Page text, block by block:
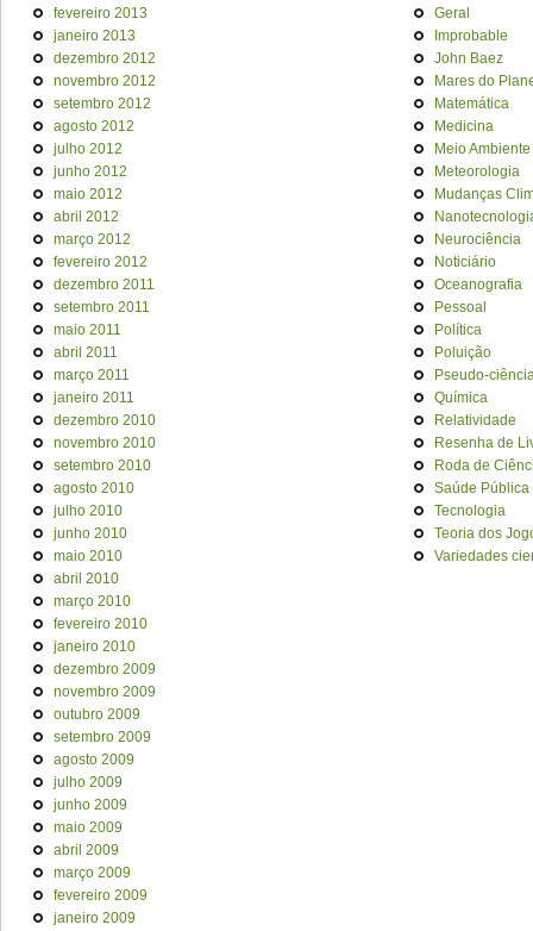
fevereiro 2013
janeiro 2013
dezembro 2012
novembro 2012
setembro 2012
agosto 2012
julho 2012
junho 2012
maio 2012
abril 2012
março 2012
fevereiro 2012
dezembro 2011
setembro 2011
maio 2011
abril 2011
março 2011
janeiro 2011
dezembro 2010
novembro 2010
setembro 2010
agosto 2010
julho 2010
junho 2010
maio 2010
abril 2010
março 2010
fevereiro 2010
janeiro 2010
dezembro 2009
novembro 2009
outubro 2009
setembro 2009
agosto 2009
julho 2009
junho 2009
maio 2009
abril 2009
março 2009
fevereiro 2009
janeiro 2009
Geral
Improbable
John Baez
Mares do
Matemática
Medicina
Meio Ambiente
Meteorologia
Mudanças
Neurociência
Noticiário
Oceanografia
Pessoal
Política
Poluição
Pseudo-
Química
Relatividade
Resenha de
Roda de
Saúde Pública
Tecnologia
Teoria dos
Variedades